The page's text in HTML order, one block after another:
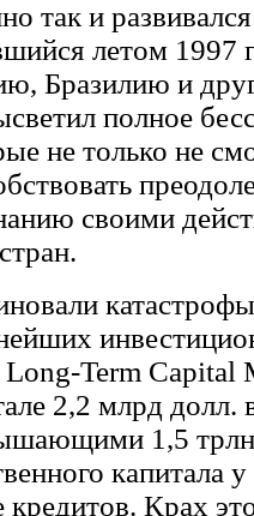
так и
летом 1997
Бразилию и
полное
не только не
своими
Term Capital
2,2 млрд
1,5
капитала
кредитов. Крах